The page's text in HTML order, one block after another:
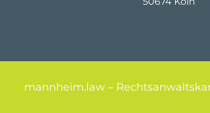
mannheim.law –